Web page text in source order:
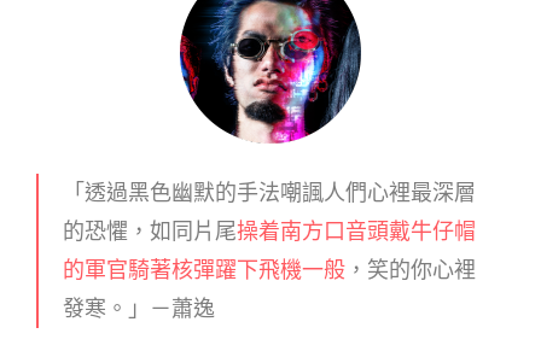
「透過黑色幽默的手法嘲諷人們心裡最深層
的恐懼， 如同片尾操着南方口音頭戴牛仔帽
的軍官騎著核彈躍下飛機一般 ，笑的你心裡
發寒。」－蕭逸